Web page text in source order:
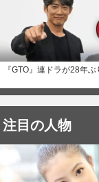
『GTO』連ドラが28年
注目の人物